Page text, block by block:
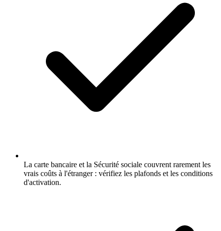
La carte bancaire et la Sécurité sociale couvrent rarement les
vrais coûts à l'étranger : vérifiez les plafonds et les conditions
d'activation.